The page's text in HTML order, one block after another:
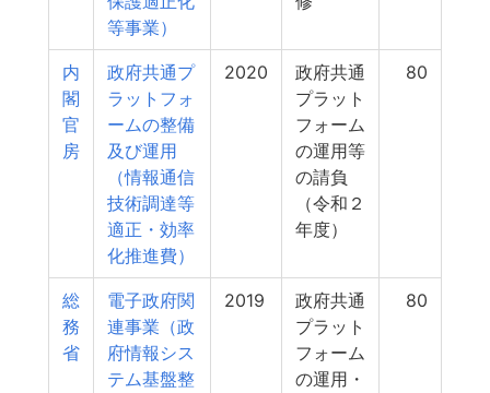
等事業）
内
閣
官
房
政府共通プ
ラットフォ
ームの整備
及び運用
（情報通信
技術調達等
適正・効率
化推進費）
2020
政府共通
プラット
フォーム
の運用等
の請負
（令和２
年度）
80
総
務
省
電子政府関
連事業（政
府情報シス
テム基盤整
2019
政府共通
プラット
フォーム
の運用・
80